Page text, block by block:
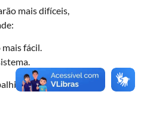
mais difíceis,
fácil.
–